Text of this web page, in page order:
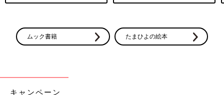
■参考：たまひよブックス「いつでもどこでもHAPPY妊娠・出産
●記事の内容は記事執筆当時の情報であり、現在と異なる場合が
あります。
ムック書籍 たまひよの絵本
キャンペーン